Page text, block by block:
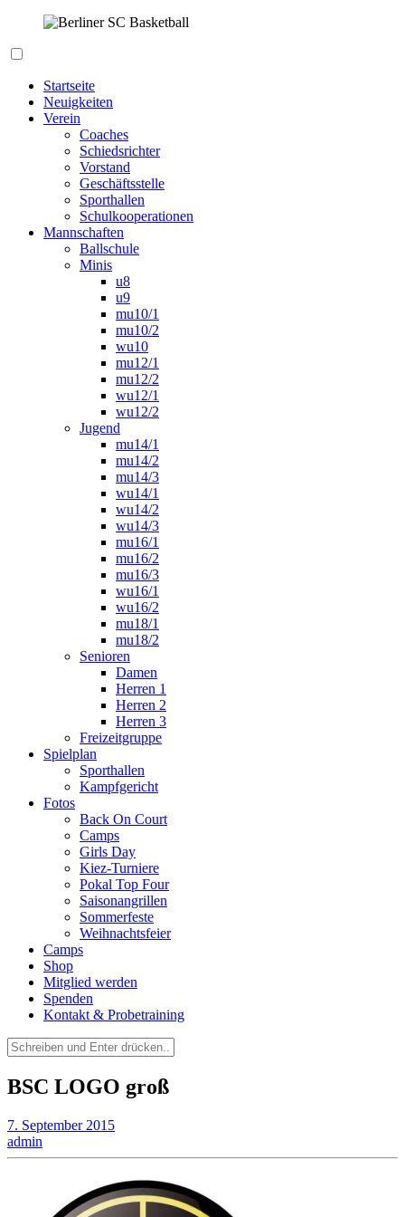
springen
Startseite
Neuigkeiten
Verein
Coaches
Schiedsrichter
Vorstand
Geschäftsstelle
Sporthallen
Schulkooperationen
Mannschaften
Ballschule
Minis
u8
u9
mu10/1
mu10/2
wu10
mu12/1
mu12/2
wu12/1
wu12/2
Jugend
mu14/1
mu14/2
mu14/3
wu14/1
wu14/2
wu14/3
mu16/1
mu16/2
mu16/3
wu16/1
wu16/2
mu18/1
mu18/2
Senioren
Damen
Herren 1
Herren 2
Herren 3
Freizeitgruppe
Spielplan
Sporthallen
Kampfgericht
Fotos
Back On Court
Camps
Girls Day
Kiez-Turniere
Pokal Top Four
Saisonangrillen
Sommerfeste
Weihnachtsfeier
Camps
Shop
Mitglied werden
Spenden
Kontakt & Probetraining
Suchen
nach:
BSC LOGO groß
7. September 2015
admin